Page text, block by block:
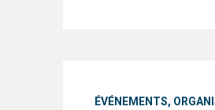
ÉVÉNEMENTS,